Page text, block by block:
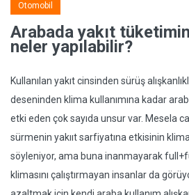
Otomobil
Arabada yakıt
neler yapılabilir?
Kullanılan yakıt cinsinden sürüş
deseninden klima kullanımına kadar
etki eden çok sayıda unsur var. Mesela
sürmenin yakııt sarfiyatına etkisinin
söyleniyor, ama buna inanmayarak
klimasını çalıştırmayan insanlar da